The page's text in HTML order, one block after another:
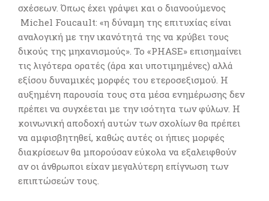
σχέσεων. Όπως έχει γράψει και ο διανοούμενος
Michel Foucault: «η δύναμη της επιτυχίας είναι
αναλογική με την ικανότητά της να κρύβει τους
δικούς της μηχανισμούς». Το «PHASE» επισημαίνει
τις λιγότερα ορατές (άρα και υποτιμημένες) αλλά
εξίσου δυναμικές μορφές του ετεροσεξισμού. Η
αυξημένη παρουσία τους στα μέσα ενημέρωσης δεν
πρέπει να συγχέεται με την ισότητα των φύλων. Η
κοινωνική αποδοχή αυτών των σχολίων θα πρέπει
να αμφισβητηθεί, καθώς αυτές οι ήπιες μορφές
διακρίσεων θα μπορούσαν εύκολα να εξαλειφθούν
αν οι άνθρωποι είχαν μεγαλύτερη επίγνωση των
επιπτώσεών τους.